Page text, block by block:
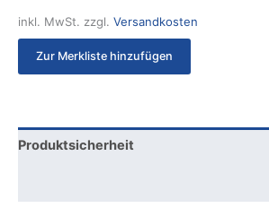
inkl. MwSt. zzgl. Versandkosten
Zur Merkliste hinzufügen
Produktsicherheit